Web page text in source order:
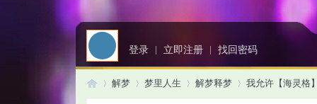
登录 | 立即注册 | 找回密码
解梦 梦里人生 解梦释梦 我允许【海灵格